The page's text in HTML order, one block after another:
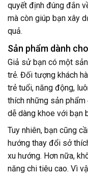
quyết định đúng đắn
mà còn giúp bạn xây
quả.
Sản phẩm dành
Giả sử bạn có một
trẻ. Đối tượng khách
trẻ tuổi, năng động,
thích những sản
dễ dàng khoe với bạn
Tuy nhiên, bạn cũng
hướng thay đổi sở
xu hướng. Hơn nữa,
năng chi tiêu cao. Vì